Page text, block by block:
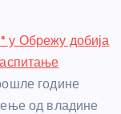
Обрежу добија
године
од владине